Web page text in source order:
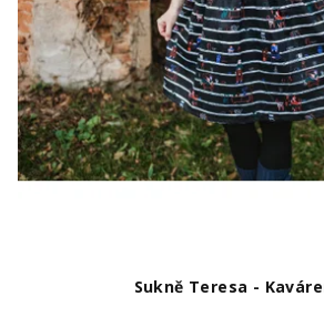
Sukně Teresa -